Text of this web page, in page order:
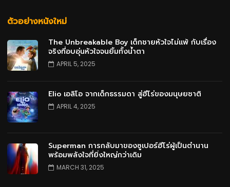
ตัวอย่างหนังใหม่
The Unbreakable Boy เด็กชายหัวใจไม่แพ้ กับเรื่อง
จริงที่อบอุ่นหัวใจจนยิ้มทั้งน้ำตา
APRIL 5, 2025
Elio เอลิโอ จากเด็กธรรมดา สู่ฮีโร่ของมนุษยชาติ
APRIL 4, 2025
Superman การกลับมาของซูเปอร์ฮีโร่ผู้เป็นตำนาน
พร้อมพลังใจที่ยิ่งใหญ่กว่าเดิม
MARCH 31, 2025